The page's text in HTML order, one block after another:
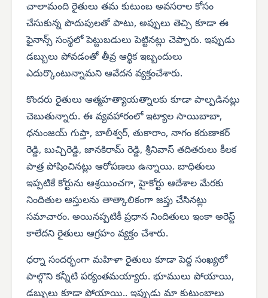
చాలామంది రైతులు తమ కుటుంబ అవసరాల కోసం
చేసుకున్న పొదుపులతో పాటు, అప్పులు తెచ్చి కూడా ఈ
ఫైనాన్స్ సంస్థలో పెట్టుబడులు పెట్టినట్లు చెప్పారు. ఇప్పుడు
డబ్బులు పోవడంతో తీవ్ర ఆర్థిక ఇబ్బందులు
ఎదుర్కొంటున్నామని ఆవేదన వ్యక్తంచేశారు.
కొందరు రైతులు ఆత్మహత్యాయత్నాలకు కూడా పాల్పడినట్లు
చెబుతున్నారు. ఈ వ్యవహారంలో ఇట్యాల సాయిబాబా,
ధనుంజయ్ గుప్తా, బాలీశ్వర్, తుకారాం, నాగం కరుణాకర్
రెడ్డి, బుచ్చిరెడ్డి, జానకిరామ్ రెడ్డి, శ్రీనివాస్ తదితరులు కీలక
పాత్ర పోషించినట్లు ఆరోపణలు ఉన్నాయి. బాధితులు
ఇప్పటికే కోర్టును ఆశ్రయించగా, హైకోర్టు ఆదేశాల మేరకు
నిందితుల ఆస్తులను తాత్కాలికంగా జప్తు చేసినట్లు
సమాచారం. అయినప్పటికీ ప్రధాన నిందితులు ఇంకా అరెస్ట్
కాలేదని రైతులు ఆగ్రహం వ్యక్తం చేశారు.
ధర్నా సందర్భంగా మహిళా రైతులు కూడా పెద్ద సంఖ్యలో
పాల్గొని కన్నీటి పర్యంతమయ్యారు. భూములు పోయాయి,
డబ్బులు కూడా పోయాయి.. ఇప్పుడు మా కుటుంబాలు